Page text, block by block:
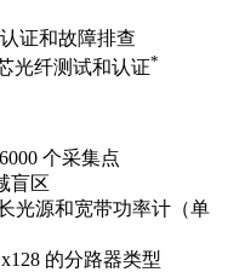
证和故障排查
光纤测试和认证*
个采集点
盲区
光源和宽带功率计（单
的分路器类型